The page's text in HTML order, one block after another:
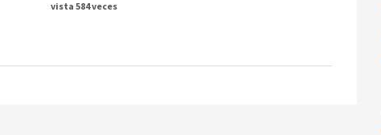
vista 584 veces